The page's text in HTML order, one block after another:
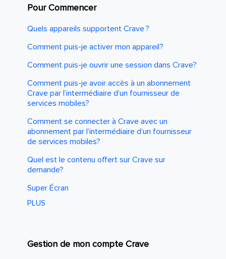
Pour Commencer
Quels appareils supportent Crave ?
Comment puis-je activer mon appareil?
Comment puis-je ouvrir une session dans Crave?
Comment puis-je avoir accès à un abonnement
Crave par l’intermédiaire d’un fournisseur de
services mobiles?
Comment se connecter à Crave avec un
abonnement par l’intermédiaire d’un fournisseur
de services mobiles?
Quel est le contenu offert sur Crave sur
demande?
Super Écran
PLUS
Gestion de mon compte Crave